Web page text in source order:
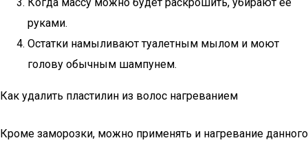
руками.
Остатки намыливают туалетным мылом и моют
голову обычным шампунем.
Как удалить пластилин из волос нагреванием
Кроме заморозки, можно применять и нагревание данного